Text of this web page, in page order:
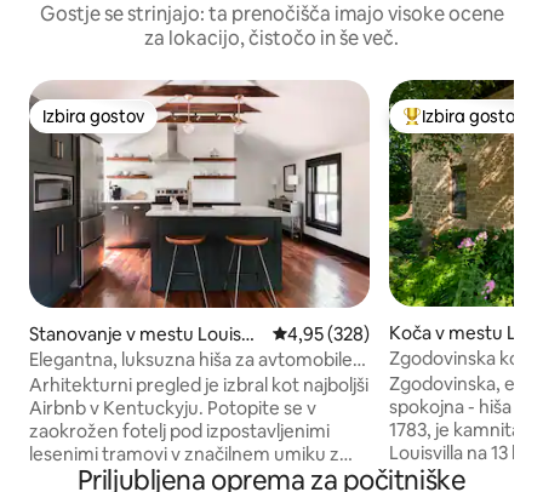
Gostje se strinjajo: ta prenočišča imajo visoke ocene
za lokacijo, čistočo in še več.
Izbira gostov
Izbira gostov
Stanovanje v mestu Louisvill
e
Povprečna ocena: 4,95 od 5, št.
4,95 (328)
Elegantna, luksuzna hiša za avtomobile
na idealni lokaciji
Arhitekturni pregled je izbral kot najboljši
Airbnb v Kentuckyju. Potopite se v
zaokrožen fotelj pod izpostavljenimi
lesenimi tramovi v značilnem umiku z
minimalnim, sodobnim slogom. Ta
Najbolj
Izbira gostov
Koča v mestu
Zgodovinska
Zgodovinska,
spokojna - hiša
1783, je kamnita
Louisvilla na 13
bližini znamenite
Priljubljena oprema za počitniške